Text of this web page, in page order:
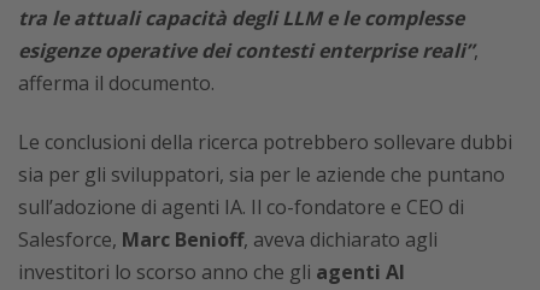
tra le attuali capacità degli LLM e le complesse
esigenze operative dei contesti enterprise reali”,
afferma il documento.
Le conclusioni della ricerca potrebbero sollevare dubbi
sia per gli sviluppatori, sia per le aziende che puntano
sull’adozione di agenti IA. Il co-fondatore e CEO di
Salesforce, Marc Benioff, aveva dichiarato agli
investitori lo scorso anno che gli agenti AI